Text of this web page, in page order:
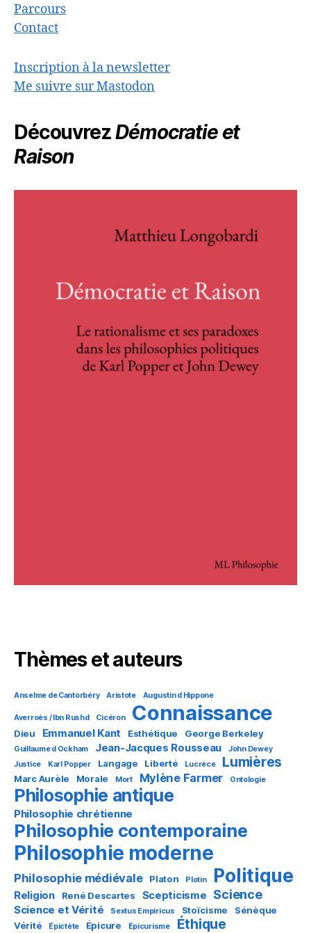
Parcours
Contact
Inscription à la newsletter
Me suivre sur Mastodon
DécouvrezDémocratie et
Raison
Thèmes et auteurs
Anselme de Cantorbéry Aristote Augustin d Hippone
Averroès / Ibn Rushd Cicéron Connaissance
Dieu Emmanuel Kant Esthétique George Berkeley
Guillaume d Ockham Jean-Jacques Rousseau
John Dewey
Justice
Karl Popper Langage Liberté Lucrèce Lumières
Marc Aurèle Morale Mort Mylène Farmer Ontologie
Philosophie antique
Philosophie chrétienne
Philosophie contemporaine
Philosophie moderne
Philosophie médiévale Platon Plotin Politique
Religion René Descartes Scepticisme Science
Science et Vérité Sextus Empiricus Stoïcisme
Sénèque
Vérité
Épictète Épicure Épicurisme Éthique